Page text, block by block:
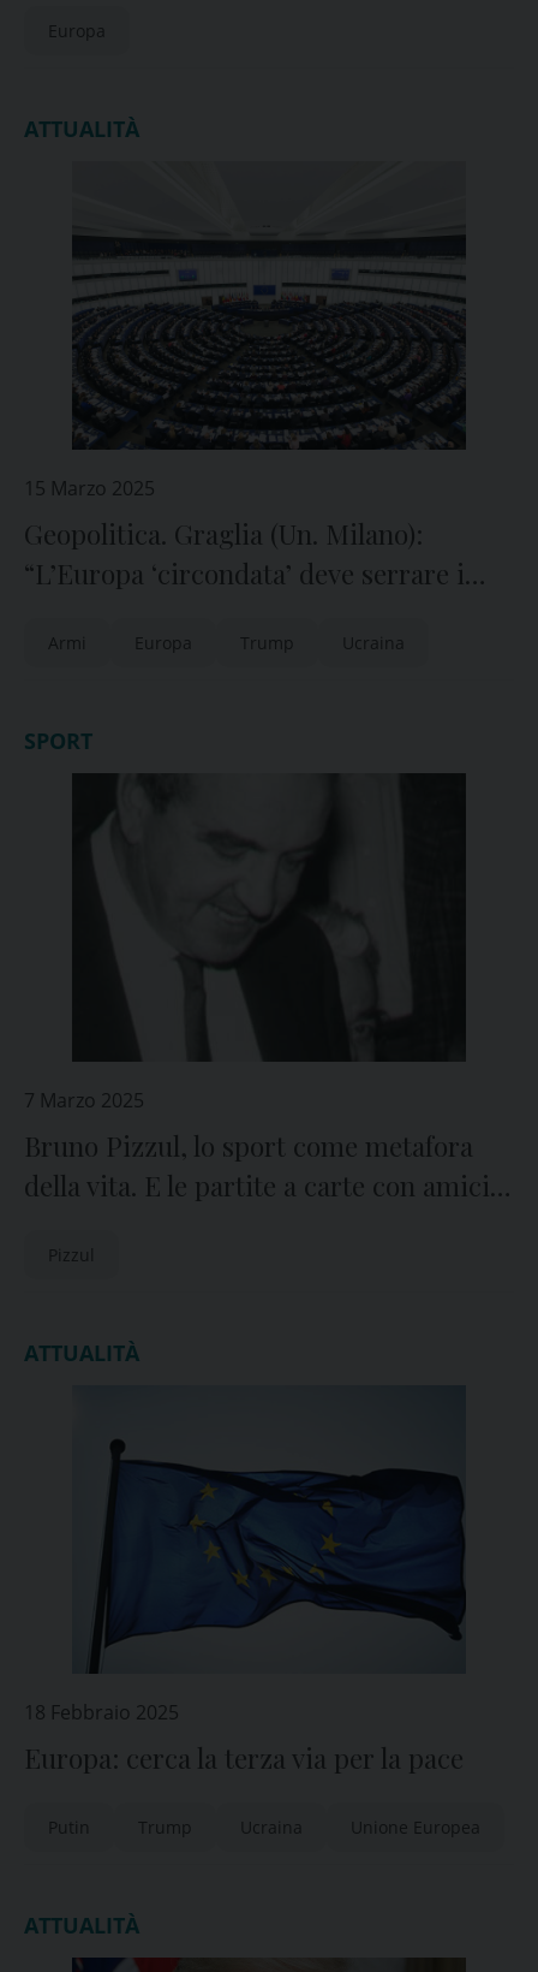
Europa
ATTUALITÀ
15 Marzo 2025
Geopolitica. Graglia (Un. Milano):
“L’Europa ‘circondata’ deve serrare i
Armi Europa Trump Ucraina
SPORT
7 Marzo 2025
Bruno Pizzul, lo sport come metafora
della vita. E le partite a carte con amici e
Pizzul
ATTUALITÀ
18 Febbraio 2025
Europa: cerca la terza via per la pace
Putin Trump Ucraina Unione Europea
ATTUALITÀ